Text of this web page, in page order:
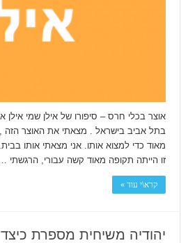
בתל אביב בישראל . מצאתי את האוצר הזה ,
זו הייתה תקופה מאוד קשה עבורי, הרגשתי …
קרא\י עוד »
יהודיה משיחית מספרת